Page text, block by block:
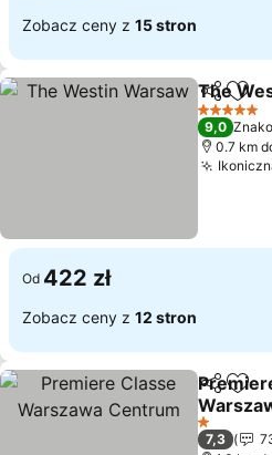
Zobacz ceny z 15 stron
The
5 Kategoria
9,0
0.7 km
Od 422 zł
Zobacz ceny z 12 stron
Wyświetl
1 Kategoria
7,3